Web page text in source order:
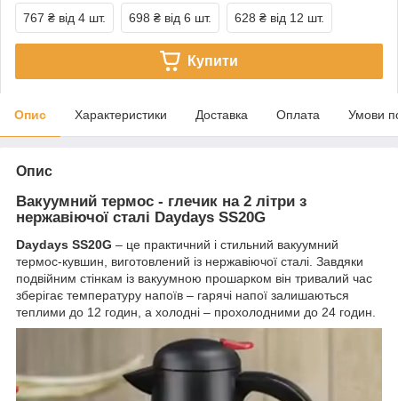
767 ₴ від 4 шт. 698 ₴ від 6 шт. 628 ₴ від 12 шт.
Купити
Опис Характеристики Доставка Оплата Умови
Опис
Вакуумний термос - глечик на 2 літри з
нержавіючої сталі Daydays SS20G
Daydays SS20G – це практичний і стильний вакуумний
термос-кувшин, виготовлений із нержавіючої сталі. Завдяки
подвійним стінкам із вакуумною прошарком він тривалий час
зберігає температуру напоїв – гарячі напої залишаються
теплими до 12 годин, а холодні – прохолодними до 24 годин.